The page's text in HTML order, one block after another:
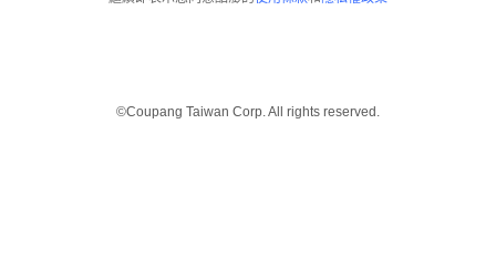
©Coupang Taiwan Corp. All rights reserved.